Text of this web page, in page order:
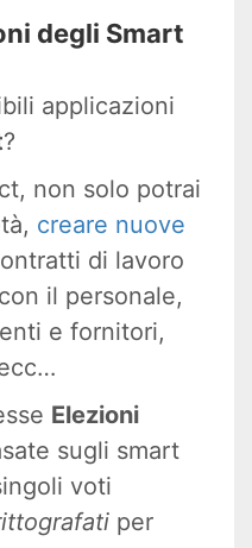
degli Smart
applicazioni
?
non solo potrai
creare nuove
di lavoro
il personale,
e fornitori,
Elezioni
sugli smart
voti
per